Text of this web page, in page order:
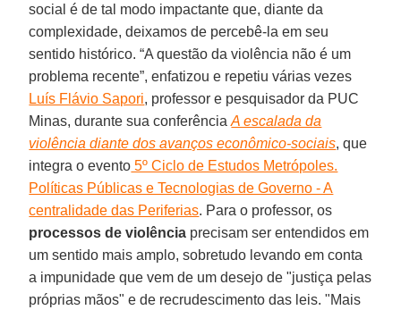
social é de tal modo impactante que, diante da
complexidade, deixamos de percebê-la em seu
sentido histórico. “A questão da violência não é um
problema recente”, enfatizou e repetiu várias vezes
Luís Flávio Sapori, professor e pesquisador da PUC
Minas, durante sua conferência A escalada da
violência diante dos avanços econômico-sociais, que
integra o evento 5º Ciclo de Estudos Metrópoles.
Políticas Públicas e Tecnologias de Governo - A
centralidade das Periferias. Para o professor, os
processos de violência precisam ser entendidos em
um sentido mais amplo, sobretudo levando em conta
a impunidade que vem de um desejo de "justiça pelas
próprias mãos" e de recrudescimento das leis. "Mais